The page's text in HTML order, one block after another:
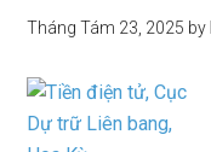
Tháng Tám 23, 2025 by